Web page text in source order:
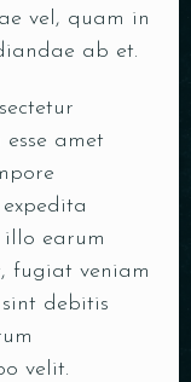
vel, quam in
ab et.
amet
earum
fugiat veniam
debitis
velit.